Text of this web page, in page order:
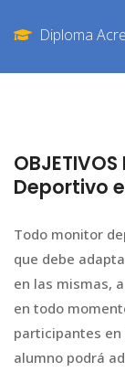
Diploma
Deportivo
Todo monitor
que debe
en las mismas,
en todo
participantes
alumno podrá